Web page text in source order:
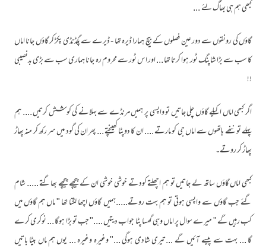
کبھی ہم ہی بھاگ لئے ...
گاؤں کی رونقوں سے دور عین فصلوں کے بیچ ہمارا ڈیرہ تھا - ڈیرے سے پگڈنڈی پکڑ کر گاؤں جانا اماں
کا سب سے بڑا شاپنگ ٹور ہوا کرتا تھا ... اور اس ٹور سے محروم رہ جانا ہماری سب سے بڑی بدنصیبی
!!
اگر کبھی اماں اکیلے گاؤں چلی جاتیں تو واپسی پر ہمیں مرنڈے سے بہلانے کی کوشش کرتیں .... ہم
پہلے تو ننھے ہاتھوں سے اماں جی کو مارتے .... ان کا دوپٹا کھینچتے ... پھر ان کی گود میں سر رکھ کر منہ پھاڑ
پھاڑ کر روتے۔
کبھی اماں گاؤں ساتھ لے جاتیں تو ہم اچھلتے کودتے خوشی خوشی ان کے پیچھے پیچھے بھاگتے ..... شام
گئے جب گاؤں سے واپسی ہوتی تو ہم بہت روتے.....ہمیں گاؤں اچھا لگتا تھا " ماں ہم گاؤں میں
کب رہیں گے " میرے سوال پر اماں وہی گھسا پٹا جواب دیتیں ...." جب تو بڑا ہوگا ... نوکری کرے
گا ... بہت سے پیسے آئیں گے ... تیری شادی ہوگی ..." وغیرہ وغیرہ ... یوں ہم ماں بیٹا باتیں